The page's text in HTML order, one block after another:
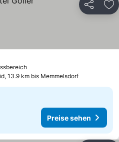
Teilen
13.9 km bis Memmelsdorf
Preise sehen